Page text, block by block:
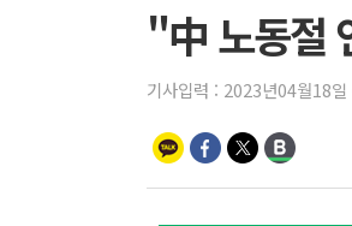
"中 노동절
기사입력 : 2023년04월18